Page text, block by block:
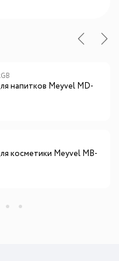
напитков Meyvel MD-
косметики Meyvel MB-